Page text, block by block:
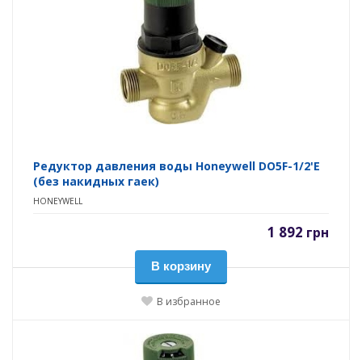
Редуктор давления воды Honeywell DO5F-1/2'E
(без накидных гаек)
HONEYWELL
1 892 грн
В корзину
В избранное